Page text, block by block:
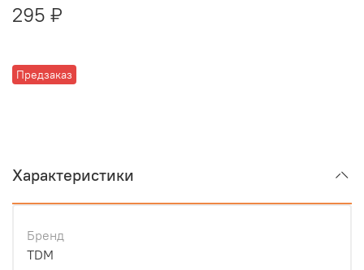
Предзаказ
295 ₽
Характеристики
Бренд
TDM